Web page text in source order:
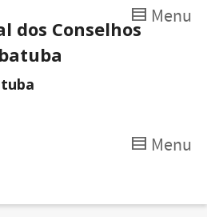
Menu
dos Conselhos
Menu